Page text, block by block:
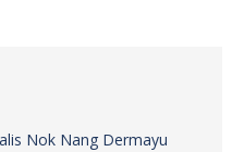
Nok Nang Dermayu